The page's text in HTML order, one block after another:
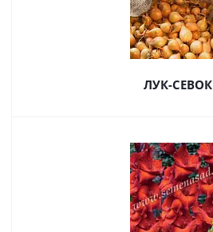
ЛУК-СЕВОК